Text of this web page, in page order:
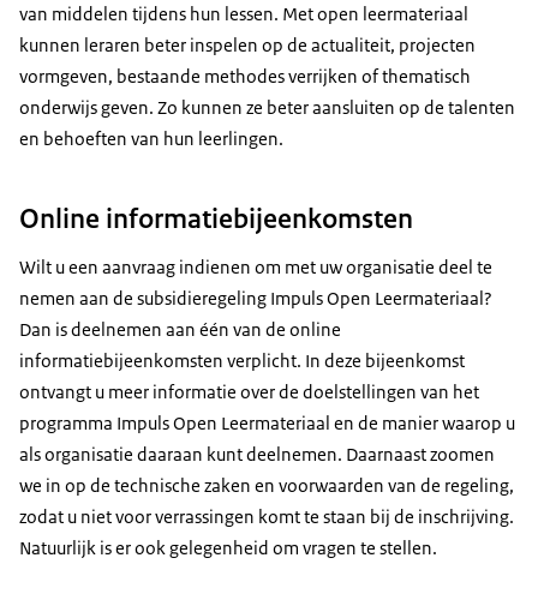
van middelen tijdens hun lessen. Met open leermateriaal
kunnen leraren beter inspelen op de actualiteit, projecten
vormgeven, bestaande methodes verrijken of thematisch
onderwijs geven. Zo kunnen ze beter aansluiten op de talenten
en behoeften van hun leerlingen.
Online informatiebijeenkomsten
Wilt u een aanvraag indienen om met uw organisatie deel te
nemen aan de subsidieregeling Impuls Open Leermateriaal?
Dan is deelnemen aan één van de online
informatiebijeenkomsten verplicht. In deze bijeenkomst
ontvangt u meer informatie over de doelstellingen van het
programma Impuls Open Leermateriaal en de manier waarop u
als organisatie daaraan kunt deelnemen. Daarnaast zoomen
we in op de technische zaken en voorwaarden van de regeling,
zodat u niet voor verrassingen komt te staan bij de inschrijving.
Natuurlijk is er ook gelegenheid om vragen te stellen.